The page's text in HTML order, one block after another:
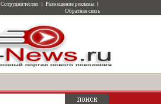
Сотрудничество | Размещение рекламы |
Обратная связь